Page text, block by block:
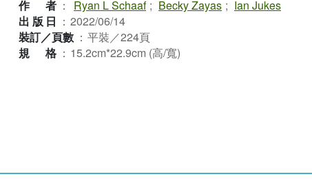
作者 ： Ryan L Schaaf ; Becky Zayas ; Ian Jukes
出版日 ： 2022/06/14
裝訂／頁數 ： 平裝／224頁
規格 ： 15.2cm*22.9cm (高/寬)